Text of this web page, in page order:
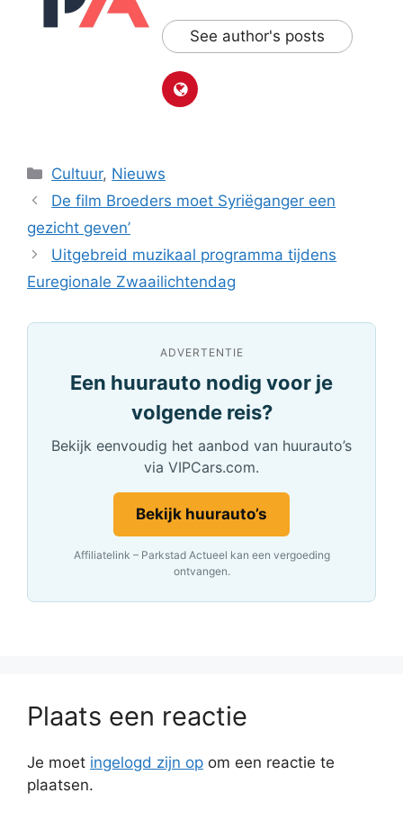
See author's posts
Categorieën
Cultuur, Nieuws
De film Broeders moet Syriëganger een
gezicht geven’
Uitgebreid muzikaal programma tijdens
Euregionale Zwaailichtendag
ADVERTENTIE
Een huurauto nodig voor je
volgende reis?
Bekijk eenvoudig het aanbod van huurauto’s
via VIPCars.com.
Bekijk huurauto’s
Affiliatelink – Parkstad Actueel kan een vergoeding
ontvangen.
Plaats een reactie
Je moet ingelogd zijn op om een reactie te
plaatsen.